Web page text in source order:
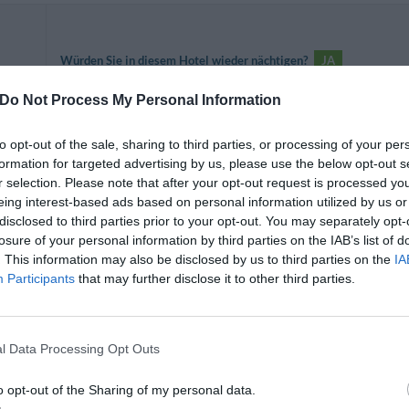
Do Not Process My Personal Information
opt-out of the sale, sharing to third parties, or processing of your
for targeted advertising by us, please use the below opt-out
selection. Please note that after your opt-out request is processed
interest-based ads based on personal information utilized by us
to third parties prior to your opt-out. You may separately
of your personal information by third parties on the IAB’s list of
This information may also be disclosed by us to third parties on the
Participants that may further disclose it to other third parties.
Data Processing Opt Outs
opt-out of the Sharing of my personal data.
Würden Sie in diesem Hotel wieder nächtigen? JA
Würden Sie in diesem Hotel wieder nächtigen? JA